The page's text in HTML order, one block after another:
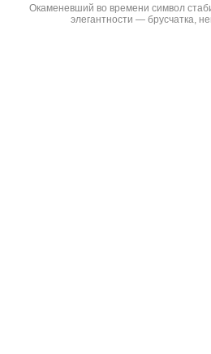
Окаменевший во времени символ
элегантности — брусчатка,